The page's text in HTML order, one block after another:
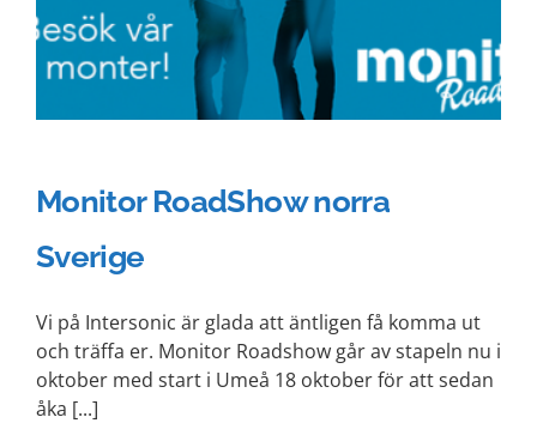
Monitor RoadShow norra
Sverige
Vi på Intersonic är glada att äntligen få komma ut
och träffa er. Monitor Roadshow går av stapeln nu i
oktober med start i Umeå 18 oktober för att sedan
åka [...]